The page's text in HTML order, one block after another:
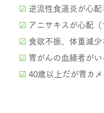
☑ 逆流性食道炎が心配
☑ アニサキスが心配
☑ 食欲不振、体重減
☑ 胃がんの血縁者がい
☑ 40歳以上だが胃カ